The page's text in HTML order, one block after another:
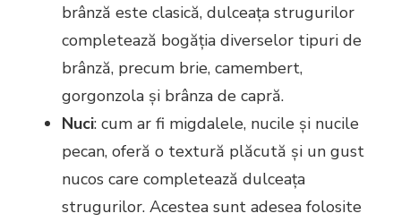
brânză este clasică, dulceața strugurilor
completează bogăția diverselor tipuri de
brânză, precum brie, camembert,
gorgonzola și brânza de capră.
Nuci: cum ar fi migdalele, nucile și nucile
pecan, oferă o textură plăcută și un gust
nucos care completează dulceața
strugurilor. Acestea sunt adesea folosite